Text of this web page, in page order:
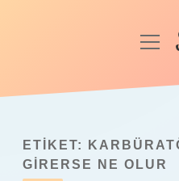
Anasayfa
Yasal Uyarı
ETIKET:
GIRERSE NE OLUR